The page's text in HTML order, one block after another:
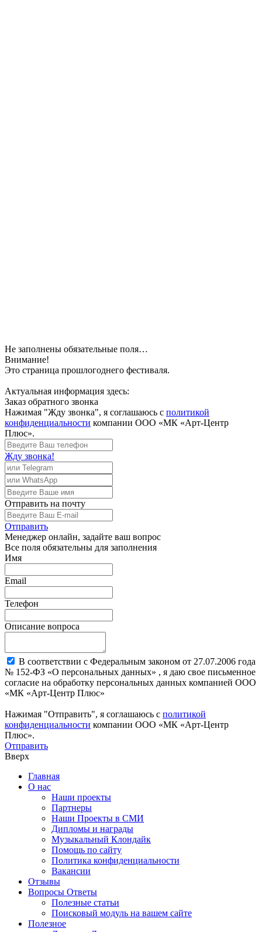
Не заполнены обязательные поля…
Внимание!
Это страница прошлогоднего фестиваля.
Актуальная информация здесь:
Заказ обратного звонка
Нажимая "Жду звонка", я соглашаюсь с политикой
конфиденциальности компании ООО «МК «Арт-Центр
Плюс».
Жду звонка!
Отправить на почту
Отправить
Менеджер онлайн, задайте ваш вопрос
Все поля обязательны для заполнения
Имя
Email
Телефон
Описание вопроса
В соответствии с Федеральным законом от 27.07.2006 года
№ 152-ФЗ «О персональных данных» , я даю свое письменное
согласие на обработку персональных данных компанией ООО
«МК «Арт-Центр Плюс»
Нажимая "Отправить", я соглашаюсь с политикой
конфиденциальности компании ООО «МК «Арт-Центр
Плюс».
Отправить
Вверх
Главная
О нас
Наши проекты
Партнеры
Наши Проекты в СМИ
Дипломы и награды
Музыкальный Клондайк
Помощь по сайту
Политика конфиденциальности
Вакансии
Отзывы
Вопросы Ответы
Полезные статьи
Поисковый модуль на вашем сайте
Полезное